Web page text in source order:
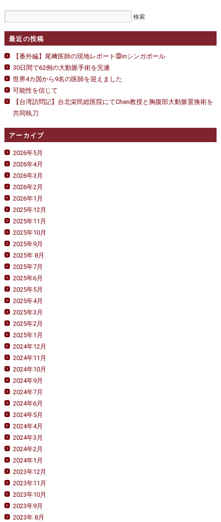
手術概要 ご紹介いただく場合
医師募集情報 ドクターカー
トピックス一覧
アーカイブ
最近の投稿
【番外編】尾﨑医師の現地レポート㉚inシンガポール
30日間で62例の大動脈手術を完遂
世界4カ国から9名の医師を迎えました
可能性を信じて
【台湾訪問記】台北栄民総医院にてChen教授と胸腹部大動脈置換術を
共同執刀
アーカイブ
2026年5月
2026年4月
2026年3月
2026年2月
2026年1月
2025年12月
2025年11月
2025年10月
2025年9月
2025年 8月
2025年7月
2025年6月
2025年5月
2025年4月
2025年3月
2025年2月
2025年1月
2024年12月
2024年11月
2024年10月
2024年9月
2024年7月
2024年6月
2024年5月
2024年4月
2024年3月
2024年2月
2024年1月
2023年12月
2023年11月
2023年10月
2023年9月
2023年 8月